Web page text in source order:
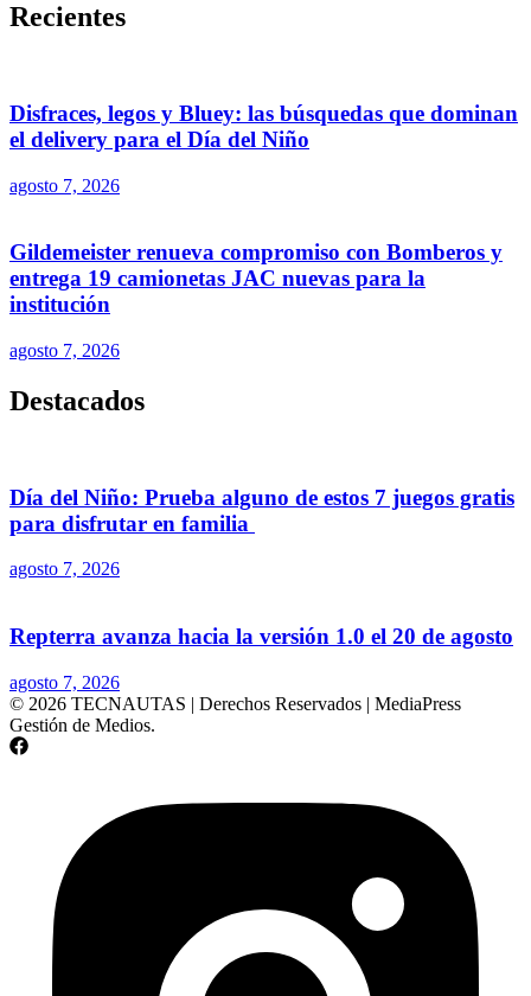
Recientes
Disfraces, legos y Bluey: las búsquedas que dominan
el delivery para el Día del Niño
agosto 7, 2026
Gildemeister renueva compromiso con Bomberos y
entrega 19 camionetas JAC nuevas para la
institución
agosto 7, 2026
Destacados
Día del Niño: Prueba alguno de estos 7 juegos gratis
para disfrutar en familia
agosto 7, 2026
Repterra avanza hacia la versión 1.0 el 20 de agosto
agosto 7, 2026
© 2026 TECNAUTAS | Derechos Reservados | MediaPress
Gestión de Medios.